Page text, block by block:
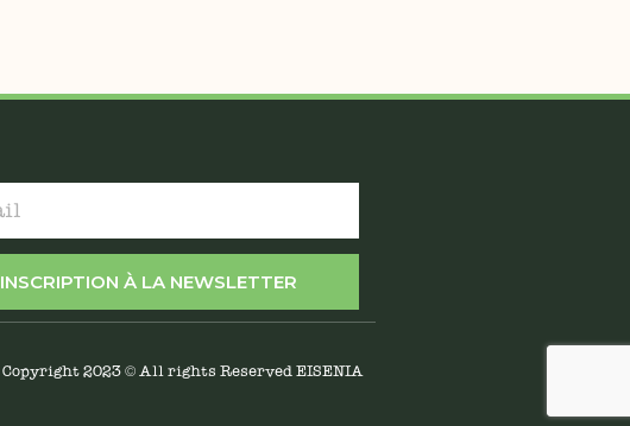
INSCRIPTION À LA NEWSLETTER
Copyright 2023 © All rights Reserved EISENIA